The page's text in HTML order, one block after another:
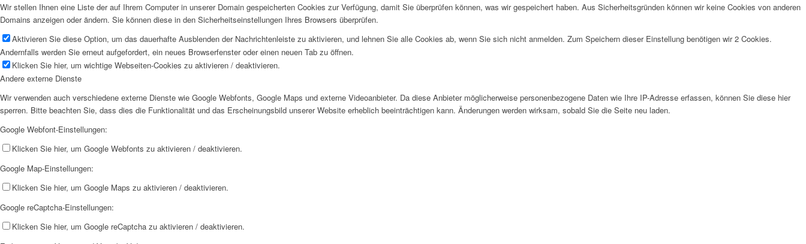
Wir stellen Ihnen eine Liste der auf Ihrem Computer in unserer Domain gespeicherten Cookies zur Verfügung, damit Sie überprüfen können, was wir gespeichert haben. Aus Sicherheitsgründen können wir keine Cookies von anderen
Domains anzeigen oder ändern. Sie können diese in den Sicherheitseinstellungen Ihres Browsers überprüfen.
Aktivieren Sie diese Option, um das dauerhafte Ausblenden der Nachrichtenleiste zu aktivieren, und lehnen Sie alle Cookies ab, wenn Sie sich nicht anmelden. Zum Speichern dieser Einstellung benötigen wir 2 Cookies.
Andernfalls werden Sie erneut aufgefordert, ein neues Browserfenster oder einen neuen Tab zu öffnen.
Klicken Sie hier, um wichtige Webseiten-Cookies zu aktivieren / deaktivieren.
Andere externe Dienste
Wir verwenden auch verschiedene externe Dienste wie Google Webfonts, Google Maps und externe Videoanbieter. Da diese Anbieter möglicherweise personenbezogene Daten wie Ihre IP-Adresse erfassen, können Sie diese hier
sperren. Bitte beachten Sie, dass dies die Funktionalität und das Erscheinungsbild unserer Website erheblich beeinträchtigen kann. Änderungen werden wirksam, sobald Sie die Seite neu laden.
Google Webfont-Einstellungen:
Klicken Sie hier, um Google Webfonts zu aktivieren / deaktivieren.
Google Map-Einstellungen:
Klicken Sie hier, um Google Maps zu aktivieren / deaktivieren.
Google reCaptcha-Einstellungen:
Klicken Sie hier, um Google reCaptcha zu aktivieren / deaktivieren.